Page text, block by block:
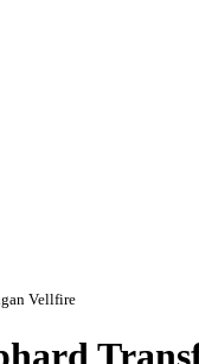
Vellfire